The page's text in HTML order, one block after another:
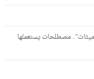
مصطلحات يستعملها